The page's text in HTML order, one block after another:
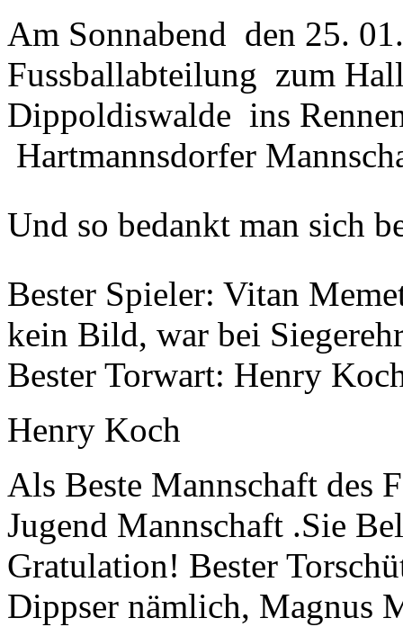
Am Sonnabend den 25.
Fussballabteilung zum
Dippoldiswalde ins
Hartmannsdorfer
Und so bedankt man sich
Bester Spieler: Vitan
kein Bild, war bei
Bester Torwart: Henry
Henry Koch
Als Beste Mannschaft des
Jugend Mannschaft .Sie
Gratulation! Bester
Dippser nämlich, Magnus